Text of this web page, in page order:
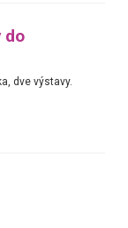
do
dve výstavy.